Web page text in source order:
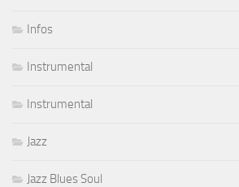
Infos
Instrumental
Instrumental
Jazz
Jazz Blues Soul